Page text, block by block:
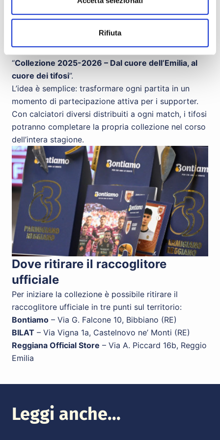
Rifiuta
distribuiremo dei flyer esclusivi che si trasformano
Ogni flyer conterrà due card ritagliabili dei giocatori
della rosa, pensate per completare l’album ufficiale
“Collezione 2025-2026 – Dal cuore dell’Emilia, al
cuore dei tifosi”.
L’idea è semplice: trasformare ogni partita in un
momento di partecipazione attiva per i supporter.
Con calciatori diversi distribuiti a ogni match, i tifosi
potranno completare la propria collezione nel corso
dell’intera stagione.
Dove ritirare il raccoglitore
ufficiale
Per iniziare la collezione è possibile ritirare il
raccoglitore ufficiale in tre punti sul territorio:
Bontiamo – Via G. Falcone 10, Bibbiano (RE)
BILAT – Via Vigna 1a, Castelnovo ne’ Monti (RE)
Reggiana Official Store – Via A. Piccard 16b, Reggio
Emilia
Leggi anche...